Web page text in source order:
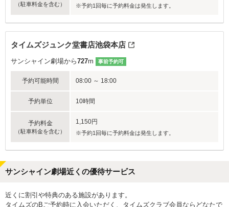
（駐車料金を含む） ※予約1回毎に予約料金は発生します。
タイムズジュンク堂書店池袋本店
サンシャイン劇場から727m 事前予約可
予約可能時間 08:00 ～ 18:00
予約単位 10時間
予約料金
（駐車料金を含む）
1,150円
※予約1回毎に予約料金は発生します。
サンシャイン劇場近くの優待サービス
近くに割引や特典のある施設があります。
タイムズのBご予約時に入会いただく、タイムズクラブ会員ならどなたで